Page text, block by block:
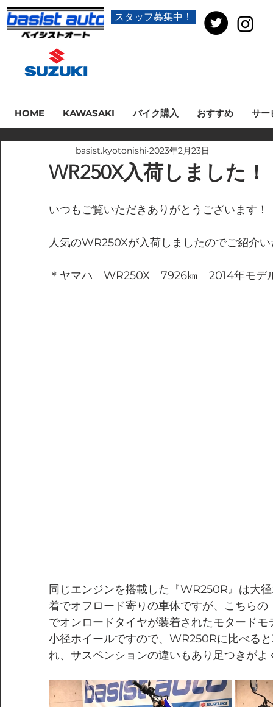
スタッフ募集中！
HOME KAWASAKI バイク購入 おすすめ サー
WR250X入荷しました！
basist.kyotonishi 2023年2月23日
いつもご覧いただきありがとうございます！
人気のWR250Xが入荷しましたのでご紹介
＊ヤマハ　WR250X　7926㎞　2014年モデ
同じエンジンを搭載した『WR250R』は大
着でオフロード寄りの車体ですが、こちら
でオンロードタイヤが装着されたモタード
小径ホイールですので、WR250Rに比べる
れ、サスペンションの違いもあり足つきがよ